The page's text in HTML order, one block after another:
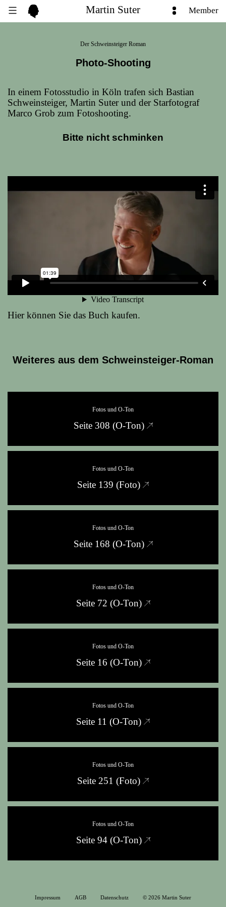
Martin Suter Member
Der Schweinsteiger Roman
Photo-Shooting
In ei­nem Fo­to­s­stu­dio in Köln tra­fen sich Bas­ti­an
Schwein­stei­ger, Mar­tin Su­ter und der Star­fo­to­graf
Mar­co Grob zum Fotoshooting.
Bitte nicht schminken
Hier kön­nen Sie das Buch kaufen.
Weiteres aus dem Schweinsteiger-Roman
Fotos und O-Ton
Seite 308 (O‑Ton)
Fotos und O-Ton
Seite 139 (Foto)
Fotos und O-Ton
Seite 168 (O‑Ton)
Fotos und O-Ton
Seite 72 (O‑Ton)
Fotos und O-Ton
Seite 16 (O‑Ton)
Fotos und O-Ton
Seite 11 (O‑Ton)
Fotos und O-Ton
Seite 251 (Foto)
Fotos und O-Ton
Seite 94 (O‑Ton)
© 2026 Martin Suter
Impressum AGB Datenschutz